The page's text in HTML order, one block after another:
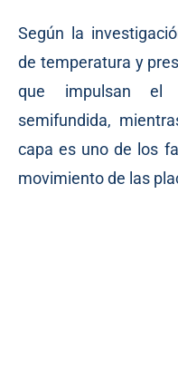
Según la
de temperatura y
que impulsan el
semifundida,
capa es uno de los
movimiento de las